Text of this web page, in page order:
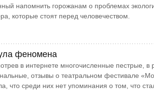
напомнить горожанам о проблемах
которые стоят перед человечеством.
феномена
в интернете многочисленные пестрые, в
отзывы о театральном фестивале
что среди них нет упоминания о том, что